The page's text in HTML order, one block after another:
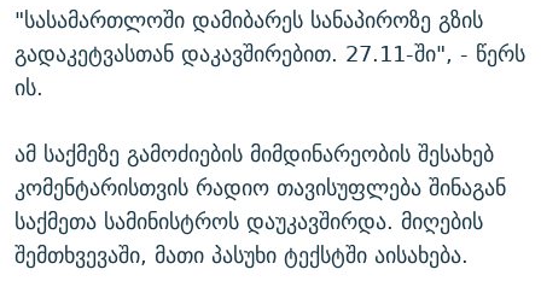
"სასამართლოში დამიბარეს სანაპიროზე გზის
გადაკეტვასთან დაკავშირებით. 27.11-ში", - წერს
ის.
ამ საქმეზე გამოძიების მიმდინარეობის შესახებ
კომენტარისთვის რადიო თავისუფლება შინაგან
საქმეთა სამინისტროს დაუკავშირდა. მიღების
შემთხვევაში, მათი პასუხი ტექსტში აისახება.